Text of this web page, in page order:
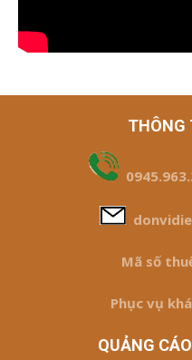
THÔNG
Mã số
Phục vụ
QUẢNG